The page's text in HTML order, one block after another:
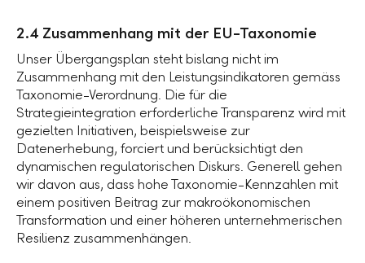
2.4 Zusammenhang mit der EU-Taxonomie
Unser Übergangsplan steht bislang nicht im
Zusammenhang mit den Leistungsindikatoren gemäss
Taxonomie-Verordnung. Die für die
Strategieintegration erforderliche Transparenz wird mit
gezielten Initiativen, beispielsweise zur
Datenerhebung, forciert und berücksichtigt den
dynamischen regulatorischen Diskurs. Generell gehen
wir davon aus, dass hohe Taxonomie-Kennzahlen mit
einem positiven Beitrag zur makroökonomischen
Transformation und einer höheren unternehmerischen
Resilienz zusammenhängen.